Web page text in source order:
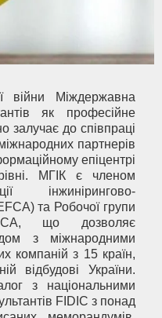
війни Міждержавна
як професійне
залучає до співпраці
партнерів
епіцентрі
МГІК є членом
інжинірингово-
та Робочої групи
що дозволяє
з міжнародними
компаній з 15 країн,
відбудові України.
з національними
FIDIC з понад